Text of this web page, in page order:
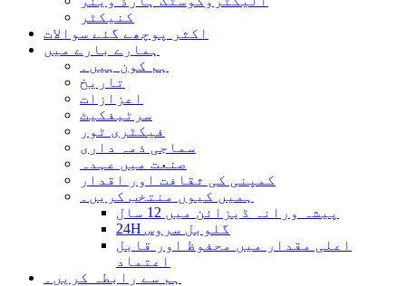
کنیکٹر
اکثر پوچھے گئے سوالات
ہمارے بارے میں
ہم کون ہیں۔
تاریخ
اعزازات
سرٹیفکیٹ
فیکٹری ٹور
سماجی ذمہ داری
صنعت میں عہدہ
کمپنی کی ثقافت اور اقدار
ہمیں کیوں منتخب کریں۔
پیشہ ورانہ ڈیزائن میں 12 سال
24H گلوبل سروس
اعلی مقدار میں محفوظ اور قابل
اعتماد
ہم سے رابطہ کریں۔